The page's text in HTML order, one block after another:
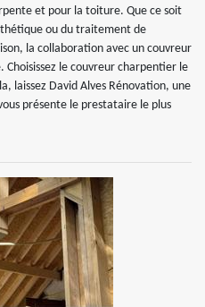
et pour la toiture. Que ce soit
ou du traitement de
la collaboration avec un couvreur
le couvreur charpentier le
laissez David Alves Rénovation, une
présente le prestataire le plus